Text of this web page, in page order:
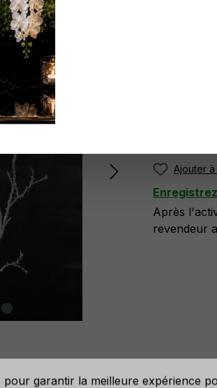
N'ayez
Ajouter
Après
revendeur
pour garantir la meilleure expérience